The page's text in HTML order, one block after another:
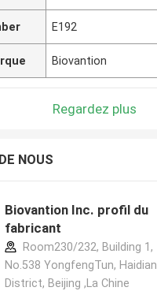
E192
Biovantion
Regardez plus
NOUS
Biovantion Inc. profil du
fabricant
Room230/232, Building 1,
No.538 YongfengTun, Haidian
District, Beijing ,La Chine